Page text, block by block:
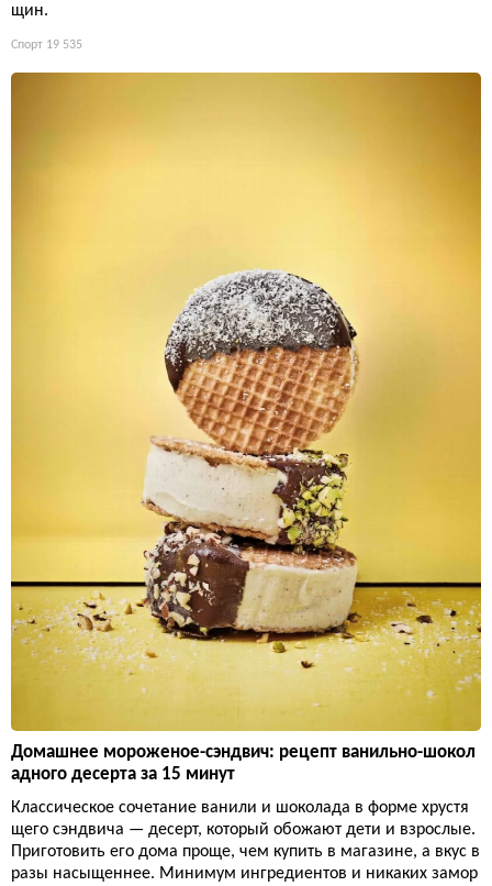
щин.
Спорт 19 535
Домашнее мороженое-сэндвич: рецепт ванильно-шокол
адного десерта за 15 минут
Классическое сочетание ванили и шоколада в форме хрустя
щего сэндвича — десерт, который обожают дети и взрослые.
Приготовить его дома проще, чем купить в магазине, а вкус в
разы насыщеннее. Минимум ингредиентов и никаких замор